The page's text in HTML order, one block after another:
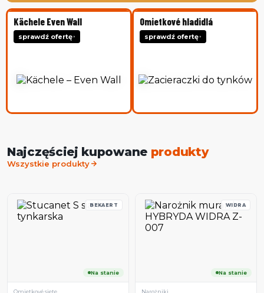
Kächele Even Wall
sprawdź ofertę
Omietkové hladidlá
sprawdź ofertę
Najczęściej kupowane produkty
Wszystkie produkty
BEKAERT
Na stanie
Omietkové siete
WIDRA
Na stanie
Narożniki